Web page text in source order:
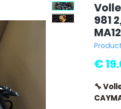
981
€
🔧